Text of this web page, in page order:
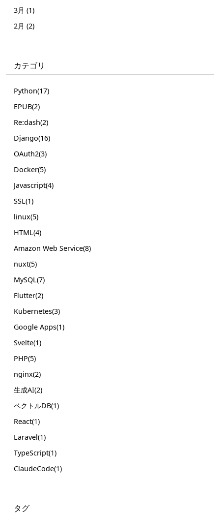
3月 (1)
2月 (2)
カテゴリ
Python(17)
EPUB(2)
Re:dash(2)
Django(16)
OAuth2(3)
Docker(5)
Javascript(4)
SSL(1)
linux(5)
HTML(4)
Amazon Web Service(8)
nuxt(5)
MySQL(7)
Flutter(2)
Kubernetes(3)
Google Apps(1)
Svelte(1)
PHP(5)
nginx(2)
生成AI(2)
ベクトルDB(1)
React(1)
Laravel(1)
TypeScript(1)
ClaudeCode(1)
タグ